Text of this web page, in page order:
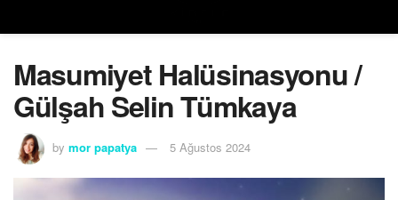
Masumiyet Halüsinasyonu /
Gülşah Selin Tümkaya
by mor papatya 5 Ağustos 2024